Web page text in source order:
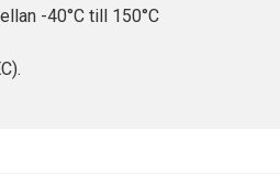
-40°C till 150°C